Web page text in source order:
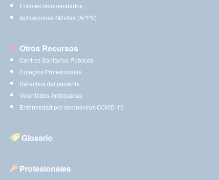
Enlaces recomendados
Aplicaciones Móviles (APPS)
Otros Recursos
Centros Sanitarios Públicos
Colegios Profesionales
Derechos del paciente
Voluntades Anticipadas
Enfermedad por coronavirus COVID-19
Glosario
Profesionales